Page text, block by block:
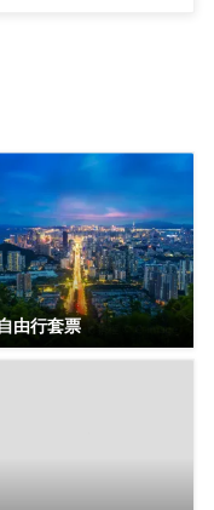
由行套票